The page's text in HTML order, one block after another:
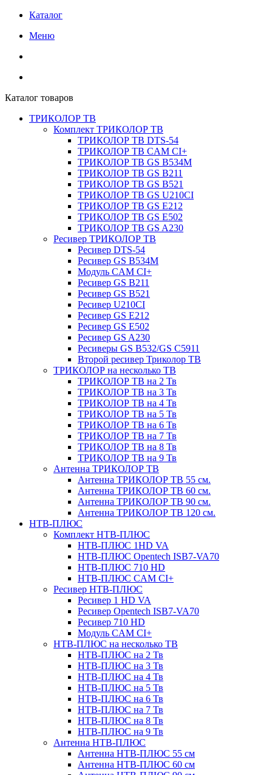
Каталог
Меню
Каталог товаров
ТРИКОЛОР ТВ
Комплект ТРИКОЛОР ТВ
ТРИКОЛОР ТВ DTS-54
ТРИКОЛОР ТВ CAM CI+
ТРИКОЛОР ТВ GS B534M
ТРИКОЛОР ТВ GS B211
ТРИКОЛОР ТВ GS B521
ТРИКОЛОР ТВ GS U210CI
ТРИКОЛОР ТВ GS E212
ТРИКОЛОР ТВ GS E502
ТРИКОЛОР ТВ GS A230
Ресивер ТРИКОЛОР ТВ
Ресивер DTS-54
Ресивер GS B534M
Модуль CAM CI+
Ресивер GS B211
Ресивер GS B521
Ресивер U210CI
Ресивер GS E212
Ресивер GS E502
Ресивер GS A230
Ресиверы GS B532/GS C5911
Второй ресивер Триколор ТВ
ТРИКОЛОР на несколько ТВ
ТРИКОЛОР ТВ на 2 Тв
ТРИКОЛОР ТВ на 3 Тв
ТРИКОЛОР ТВ на 4 Тв
ТРИКОЛОР ТВ на 5 Тв
ТРИКОЛОР ТВ на 6 Тв
ТРИКОЛОР ТВ на 7 Тв
ТРИКОЛОР ТВ на 8 Тв
ТРИКОЛОР ТВ на 9 Тв
Антенна ТРИКОЛОР ТВ
Антенна ТРИКОЛОР ТВ 55 см.
Антенна ТРИКОЛОР ТВ 60 см.
Антенна ТРИКОЛОР ТВ 90 см.
Антенна ТРИКОЛОР ТВ 120 см.
НТВ-ПЛЮС
Комплект НТВ-ПЛЮС
НТВ-ПЛЮС 1HD VA
НТВ-ПЛЮС Opentech ISB7-VA70
НТВ-ПЛЮС 710 HD
НТВ-ПЛЮС CAM CI+
Ресивер НТВ-ПЛЮС
Ресивер 1 HD VA
Ресивер Opentech ISB7-VA70
Ресивер 710 HD
Модуль CAM CI+
НТВ-ПЛЮС на несколько ТВ
НТВ-ПЛЮС на 2 Тв
НТВ-ПЛЮС на 3 Тв
НТВ-ПЛЮС на 4 Тв
НТВ-ПЛЮС на 5 Тв
НТВ-ПЛЮС на 6 Тв
НТВ-ПЛЮС на 7 Тв
НТВ-ПЛЮС на 8 Тв
НТВ-ПЛЮС на 9 Тв
Антенна НТВ-ПЛЮС
Антенна НТВ-ПЛЮС 55 см
Антенна НТВ-ПЛЮС 60 см